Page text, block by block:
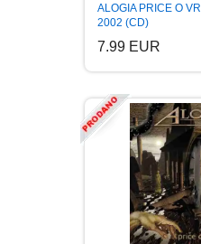
ALOGIA PRICE O
2002 (CD)
7.99 EUR